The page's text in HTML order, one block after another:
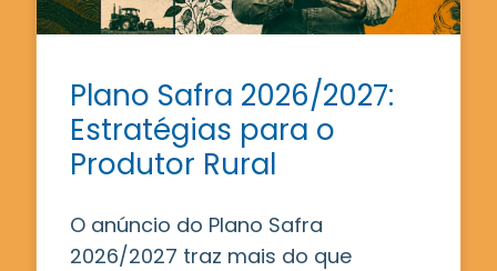
Plano Safra 2026/2027:
Estratégias para o
Produtor Rural
O anúncio do Plano Safra
2026/2027 traz mais do que